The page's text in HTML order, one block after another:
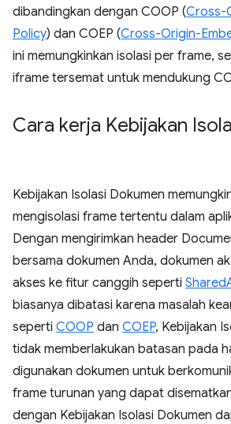
dibandingkan dengan COOP (Cross-
Policy) dan COEP (Cross-Origin-
ini memungkinkan isolasi per frame,
iframe tersemat untuk mendukung
Cara kerja Kebijakan
Kebijakan Isolasi Dokumen
mengisolasi frame tertentu dalam
Dengan mengirimkan header
bersama dokumen Anda, dokumen
akses ke fitur canggih seperti
biasanya dibatasi karena masalah
seperti COOP dan COEP, Kebijakan
tidak memberlakukan batasan pada
digunakan dokumen untuk
frame turunan yang dapat
dengan Kebijakan Isolasi Dokumen